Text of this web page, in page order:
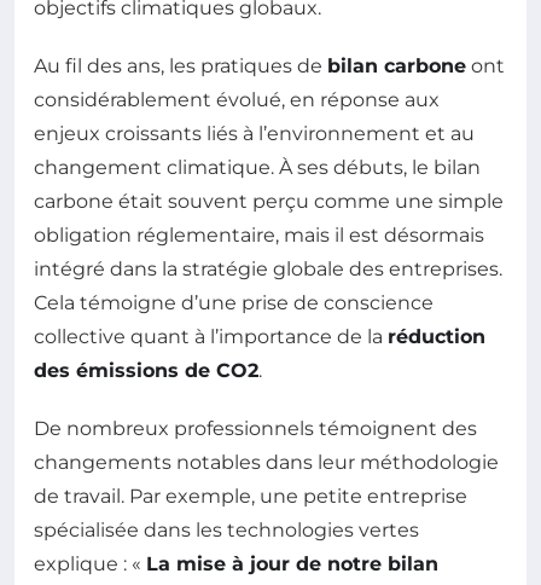
objectifs climatiques globaux.
Au fil des ans, les pratiques de bilan carbone ont
considérablement évolué, en réponse aux
enjeux croissants liés à l’environnement et au
changement climatique. À ses débuts, le bilan
carbone était souvent perçu comme une simple
obligation réglementaire, mais il est désormais
intégré dans la stratégie globale des entreprises.
Cela témoigne d’une prise de conscience
collective quant à l’importance de la réduction
des émissions de CO2.
De nombreux professionnels témoignent des
changements notables dans leur méthodologie
de travail. Par exemple, une petite entreprise
spécialisée dans les technologies vertes
explique : « La mise à jour de notre bilan